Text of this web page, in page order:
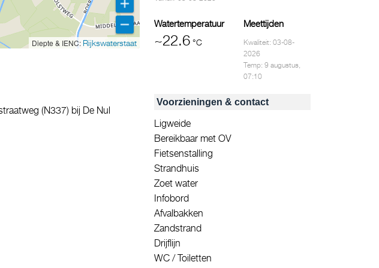
Diepte & IENC: Rijkswaterstaat
(N337) bij De Nul
Watertemperatuur
~22.6 °C
Meettijden
Kwaliteit: 03-08-
2026
Temp: 9 augustus,
07:10
Voorzieningen & contact
Ligweide
Bereikbaar met OV
Fietsenstalling
Strandhuis
Zoet water
Infobord
Afvalbakken
Zandstrand
Drijflijn
WC / Toiletten